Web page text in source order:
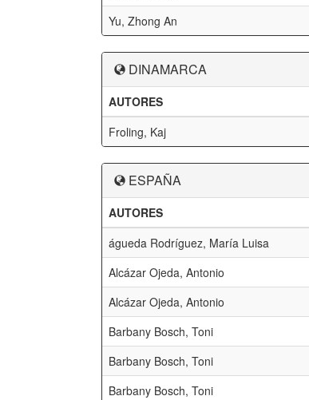
Yu, Zhong An
DINAMARCA
AUTORES
Froling, Kaj
ESPAÑA
AUTORES
águeda Rodríguez, María Luisa
Alcázar Ojeda, Antonio
Alcázar Ojeda, Antonio
Barbany Bosch, Toni
Barbany Bosch, Toni
Barbany Bosch, Toni